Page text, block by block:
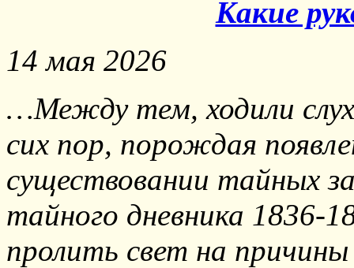
Какие
14 мая 2026
…Между тем, ходили
сих пор, порождая
существовании тайных
тайного дневника 1836-
пролить свет на причины